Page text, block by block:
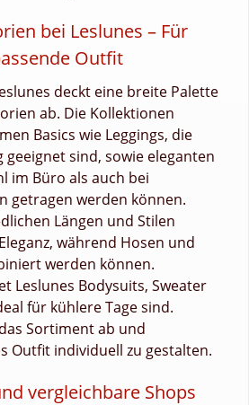
bei Leslunes – Für
Outfit
deckt eine breite Palette
ab. Die Kollektionen
Basics wie Leggings, die
sind, sowie eleganten
im Büro als auch bei
getragen werden können.
Längen und Stilen
während Hosen und
werden können.
Leslunes Bodysuits, Sweater
für kühlere Tage sind.
Sortiment ab und
Outfit individuell zu gestalten.
vergleichbare Shops